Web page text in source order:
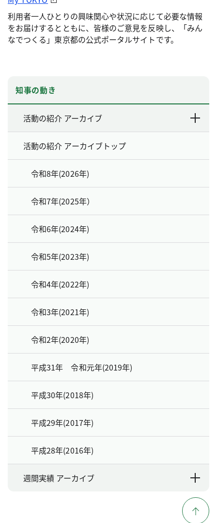
利用者一人ひとりの興味関心や状況に応じて必要な情報
をお届けするとともに、皆様のご意見を反映し、「みん
なでつくる」東京都の公式ポータルサイトです。
知事の動き
活動の紹介 アーカイブ
活動の紹介 アーカイブトップ
令和8年(2026年)
令和7年(2025年）
令和6年(2024年)
令和5年(2023年)
令和4年(2022年)
令和3年(2021年)
令和2年(2020年)
平成31年 令和元年(2019年)
平成30年(2018年)
平成29年(2017年)
平成28年(2016年)
週間実績 アーカイブ